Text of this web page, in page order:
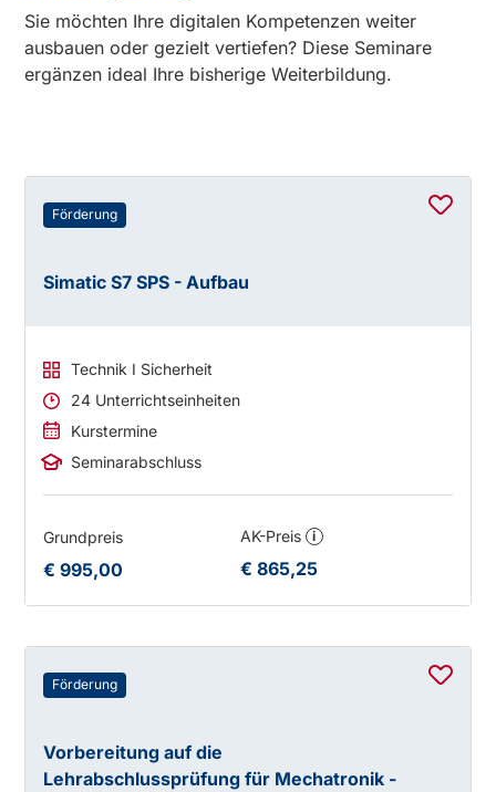
Sie möchten Ihre digitalen Kompetenzen weiter
ausbauen oder gezielt vertiefen? Diese Seminare
ergänzen ideal Ihre bisherige Weiterbildung.
Förderung
Simatic S7 SPS - Aufbau
Technik I Sicherheit
24 Unterrichtseinheiten
Kurstermine
Seminarabschluss
Grundpreis
€ 995,00
AK-Preis i
€ 865,25
Förderung
Vorbereitung auf die
Lehrabschlussprüfung für Mechatronik -